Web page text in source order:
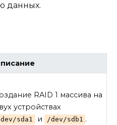
данных.
RAID 1 массива на
устройствах
sda1 и /dev/sdb1 .